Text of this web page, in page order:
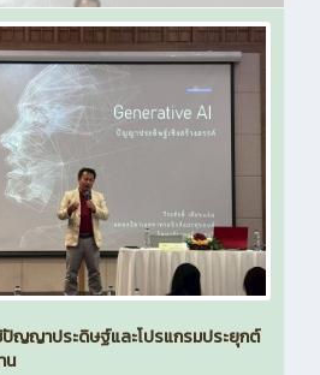
ปัญญาประดิษฐ์และโปรแกรมประยุกต์
น